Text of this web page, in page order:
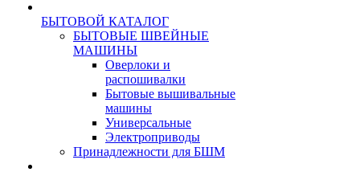
БЫТОВОЙ КАТАЛОГ
БЫТОВЫЕ ШВЕЙНЫЕ
МАШИНЫ
Оверлоки и
распошивалки
Бытовые вышивальные
машины
Универсальные
Электроприводы
Принадлежности для БШМ